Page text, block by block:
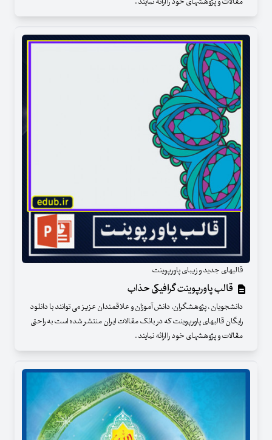
قالبهای جدید و زیبای پاورپوینت
قالب پاورپوینت گرافیکی حذاب
دانشجویان ، پژوهشگران، دانش آموزان و علاقمندان عزیز می توانند با دانلود
رایگان قالبهای پاورپوینت که در بانک مقالات ایران منتشر شده است به راحتی
مقالات و پژوهشهای خود را ارائه نمایند .